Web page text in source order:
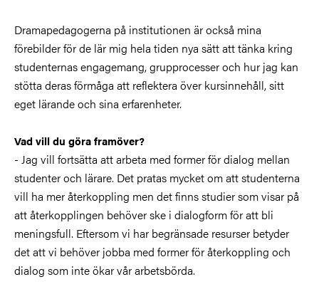
Dramapedagogerna på institutionen är också mina
förebilder för de lär mig hela tiden nya sätt att tänka kring
studenternas engagemang, grupprocesser och hur jag kan
stötta deras förmåga att reflektera över kursinnehåll, sitt
eget lärande och sina erfarenheter.
Vad vill du göra framöver?
- Jag vill fortsätta att arbeta med former för dialog mellan
studenter och lärare. Det pratas mycket om att studenterna
vill ha mer återkoppling men det finns studier som visar på
att återkopplingen behöver ske i dialogform för att bli
meningsfull. Eftersom vi har begränsade resurser betyder
det att vi behöver jobba med former för återkoppling och
dialog som inte ökar vår arbetsbörda.